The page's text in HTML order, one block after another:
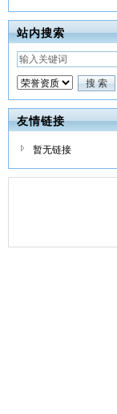
站内搜索
友情链接
暂无链接